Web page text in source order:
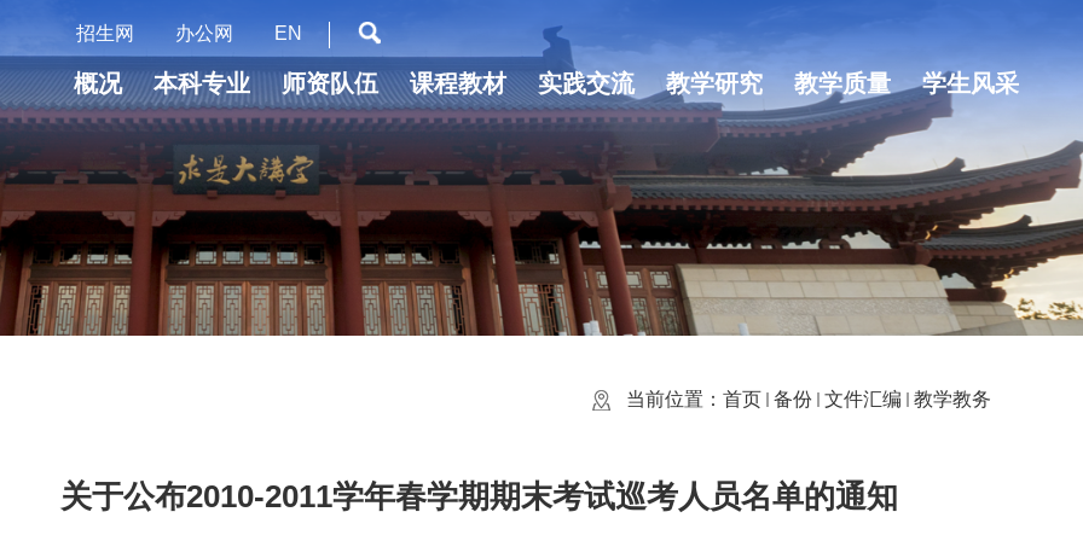
招生网 办公网 EN
概况 本科专业 师资队伍 课程教材 实践交流 教学研究 教学质量 学生风采
当前位置： 首页 备份 文件汇编 教学教务
关于公布2010-2011学年春学期期末考试巡考人员名单的通知